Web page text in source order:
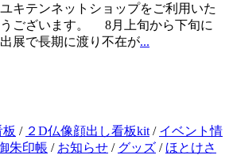
キテンネットショップをご利用いた
ございます。 8月上旬から下旬に
展で長期に渡り不在が...
/ ２D仏像顔出し看板kit / イベント情
朱印帳 / お知らせ / グッズ / ほとけさ